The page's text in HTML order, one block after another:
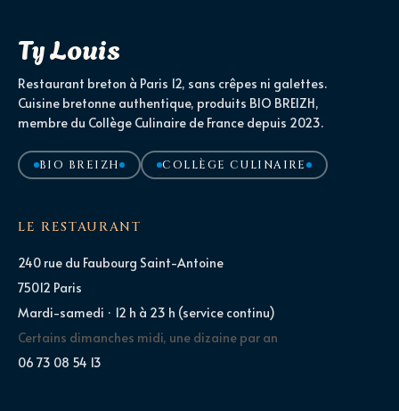
Ty Louis
Restaurant breton à Paris 12, sans crêpes ni galettes.
Cuisine bretonne authentique, produits BIO BREIZH,
membre du Collège Culinaire de France depuis 2023.
BIO BREIZH COLLÈGE CULINAIRE
LE RESTAURANT
240 rue du Faubourg Saint-Antoine
75012 Paris
Mardi-samedi · 12 h à 23 h (service continu)
Certains dimanches midi, une dizaine par an
06 73 08 54 13